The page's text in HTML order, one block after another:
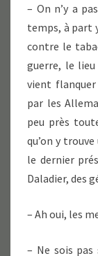
– On n’y a
temps, à part
contre le
guerre, le lieu
vient
par les
peu près
qu’on y
le dernier
Daladier, des
– Ah oui, les
– Ne sois pas